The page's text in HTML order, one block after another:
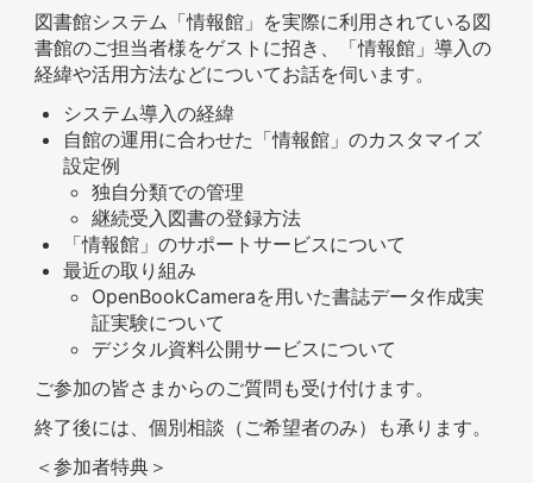
図書館システム「情報館」を実際に利用されている図
書館のご担当者様をゲストに招き、「情報館」導入の
経緯や活用方法などについてお話を伺います。
システム導入の経緯
自館の運用に合わせた「情報館」のカスタマイズ
設定例
独自分類での管理
継続受入図書の登録方法
「情報館」のサポートサービスについて
最近の取り組み
OpenBookCameraを用いた書誌データ作成実
証実験について
デジタル資料公開サービスについて
ご参加の皆さまからのご質問も受け付けます。
終了後には、個別相談（ご希望者のみ）も承ります。
＜参加者特典＞